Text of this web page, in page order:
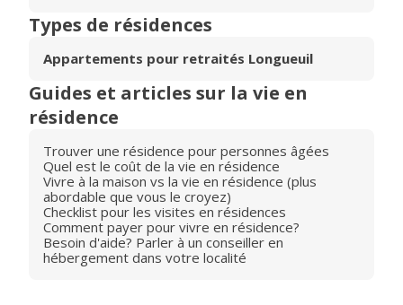
Types de résidences
Appartements pour retraités Longueuil
Guides et articles sur la vie en
résidence
Trouver une résidence pour personnes âgées
Quel est le coût de la vie en résidence
Vivre à la maison vs la vie en résidence (plus
abordable que vous le croyez)
Checklist pour les visites en résidences
Comment payer pour vivre en résidence?
Besoin d'aide? Parler à un conseiller en
hébergement dans votre localité